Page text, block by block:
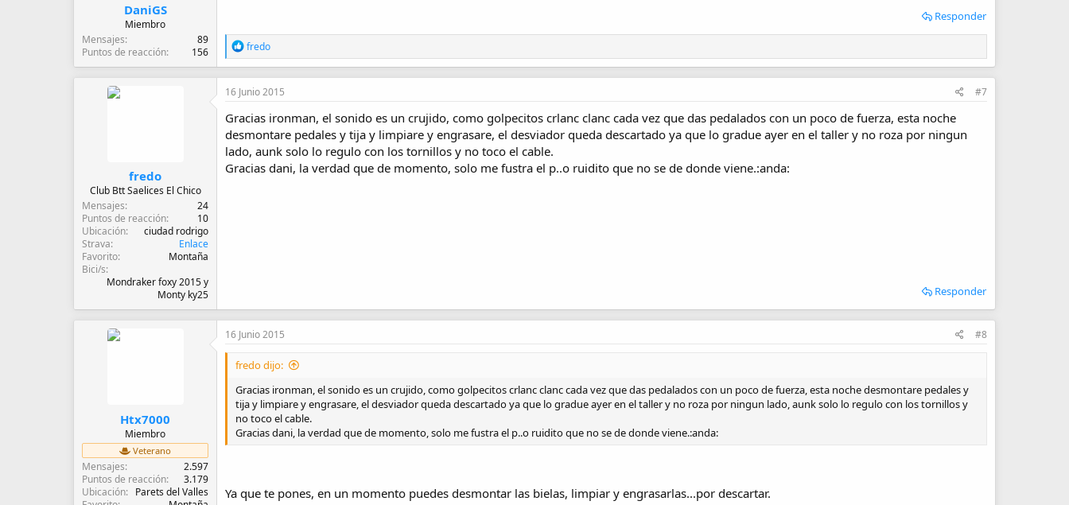
DaniGS
Miembro
Mensajes
89
Puntos de reacción
156
Responder
R
e
a
c
o
n
e
s
:
fredo
fredo
Club Btt Saelices El Chico
Mensajes
24
Puntos de reacción
10
Ubicación
ciudad rodrigo
Strava
Enlace
Favorito
Montaña
Bici/s
Mondraker foxy 2015 y
Monty ky25
16 Junio 2015 #7
Gracias ironman, el sonido es un crujido, como golpecitos crlanc clanc cada vez que das pedalados con un poco de fuerza, esta noche
desmontare pedales y tija y limpiare y engrasare, el desviador queda descartado ya que lo gradue ayer en el taller y no roza por ningun
lado, aunk solo lo regulo con los tornillos y no toco el cable.
Gracias dani, la verdad que de momento, solo me fustra el p..o ruidito que no se de donde viene.:anda:
Responder
Htx7000
Miembro
Veterano
Mensajes
2.597
Puntos de reacción
3.179
Ubicación
Parets del Valles
16 Junio 2015 #8
fredo dijo:
Gracias ironman, el sonido es un crujido, como golpecitos crlanc clanc cada vez que das pedalados con un poco de fuerza, esta noche desmontare pedales y
tija y limpiare y engrasare, el desviador queda descartado ya que lo gradue ayer en el taller y no roza por ningun lado, aunk solo lo regulo con los tornillos y
no toco el cable.
Gracias dani, la verdad que de momento, solo me fustra el p..o ruidito que no se de donde viene.:anda:
Ya que te pones, en un momento puedes desmontar las bielas, limpiar y engrasarlas...por descartar.